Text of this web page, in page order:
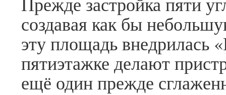
создавая как бы
эту площадь внедрилась
пятиэтажке делают
ещё один прежде